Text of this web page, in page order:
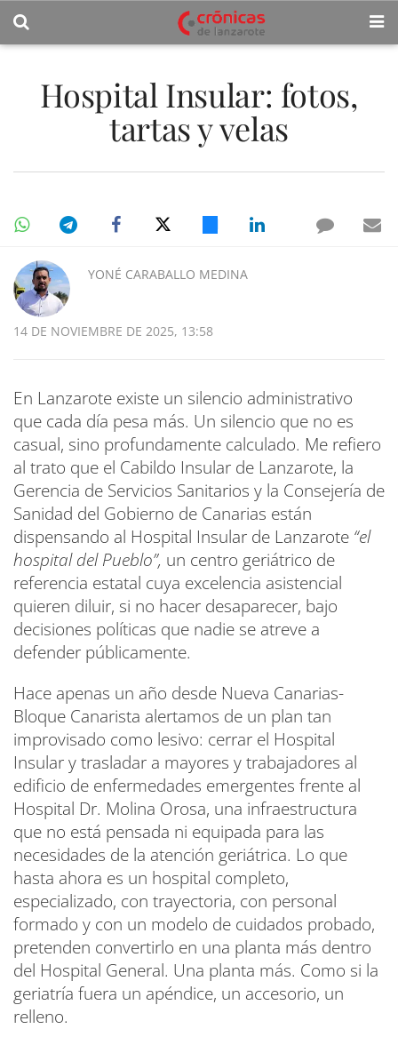
Hospital Insular: fotos,
tartas y velas
YONÉ CARABALLO MEDINA
14 DE NOVIEMBRE DE 2025, 13:58
En Lanzarote existe un silencio administrativo
que cada día pesa más. Un silencio que no es
casual, sino profundamente calculado. Me refiero
al trato que el Cabildo Insular de Lanzarote, la
Gerencia de Servicios Sanitarios y la Consejería de
Sanidad del Gobierno de Canarias están
dispensando al Hospital Insular de Lanzarote “el
hospital del Pueblo”, un centro geriátrico de
referencia estatal cuya excelencia asistencial
quieren diluir, si no hacer desaparecer, bajo
decisiones políticas que nadie se atreve a
defender públicamente.
Hace apenas un año desde Nueva Canarias-
Bloque Canarista alertamos de un plan tan
improvisado como lesivo: cerrar el Hospital
Insular y trasladar a mayores y trabajadores al
edificio de enfermedades emergentes frente al
Hospital Dr. Molina Orosa, una infraestructura
que no está pensada ni equipada para las
necesidades de la atención geriátrica. Lo que
hasta ahora es un hospital completo,
especializado, con trayectoria, con personal
formado y con un modelo de cuidados probado,
pretenden convertirlo en una planta más dentro
del Hospital General. Una planta más. Como si la
geriatría fuera un apéndice, un accesorio, un
relleno.